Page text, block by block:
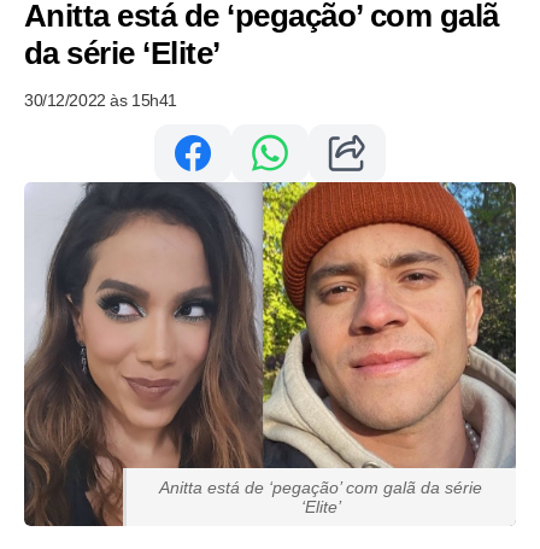
Anitta está de ‘pegação’ com galã
da série ‘Elite’
30/12/2022 às 15h41
Anitta está de ‘pegação’ com galã da série
‘Elite’